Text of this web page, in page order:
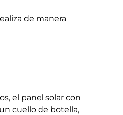
de manera
el panel solar con
cuello de botella,